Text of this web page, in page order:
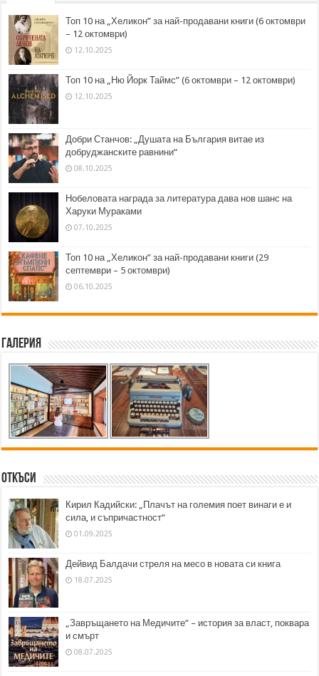
Топ 10 на „Хеликон” за най-продавани книги (6 октомври
– 12 октомври)
12.10.2025
Топ 10 на „Ню Йорк Таймс” (6 октомври – 12 октомври)
12.10.2025
Добри Станчов: „Душата на България витае из
добруджанските равнини“
08.10.2025
Нобеловата награда за литература дава нов шанс на
Харуки Мураками
07.10.2025
Топ 10 на „Хеликон” за най-продавани книги (29
септември – 5 октомври)
06.10.2025
Галерия
Откъси
Кирил Кадийски: „Плачът на големия поет винаги е и
сила, и съпричастност“
01.09.2025
Дейвид Балдачи стреля на месо в новата си книга
18.07.2025
„Завръщането на Медичите“ – история за власт, поквара
и смърт
08.07.2025